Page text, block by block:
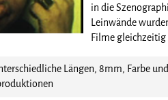
in die
Leinwände
Filme
Längen, 8mm, Farbe